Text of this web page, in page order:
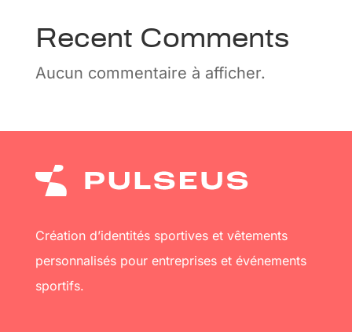
Recent Comments
Aucun commentaire à afficher.
Création d’identités sportives et vêtements
personnalisés pour entreprises et événements
sportifs.